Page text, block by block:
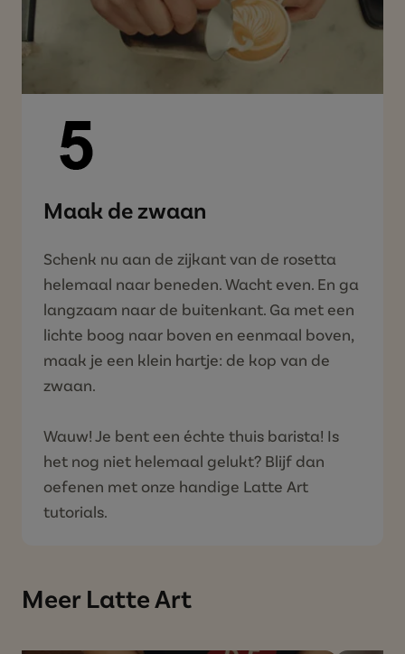
Maak de zwaan
Schenk nu aan de zijkant van de rosetta
helemaal naar beneden. Wacht even. En ga
langzaam naar de buitenkant. Ga met een
lichte boog naar boven en eenmaal boven,
maak je een klein hartje: de kop van de
zwaan.
Wauw! Je bent een échte thuis barista! Is
het nog niet helemaal gelukt? Blijf dan
oefenen met onze handige Latte Art
tutorials.
Meer Latte Art